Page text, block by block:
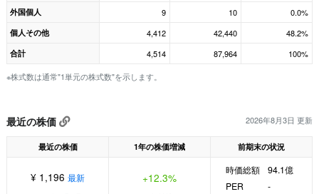
外国個人 9 10 0.0%
個人その他 4,412 42,440 48.2%
合計 4,514 87,964
100%
※株式数は通常"1単元の株式数"を示します。
最近の株価 2026年8月3日 更新
最近の株価 1年の株価増減 前期末の状況
¥ 1,196 最新 +12.3%
時価総額
94.1億
PER
-